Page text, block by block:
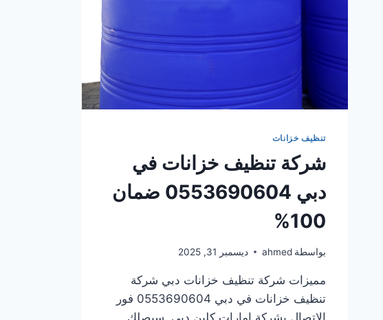
تنظيف خزانات
شركة تنظيف خزانات في
دبي 0553690604 ضمان
100%
بواسطة ahmed ديسمبر 31, 2025
مميزات شركة تنظيف خزانات دبي شركة
تنظيف خزانات في دبي 0553690604 فور
الاتصال بشركة امارات كلين دبي سيصلك